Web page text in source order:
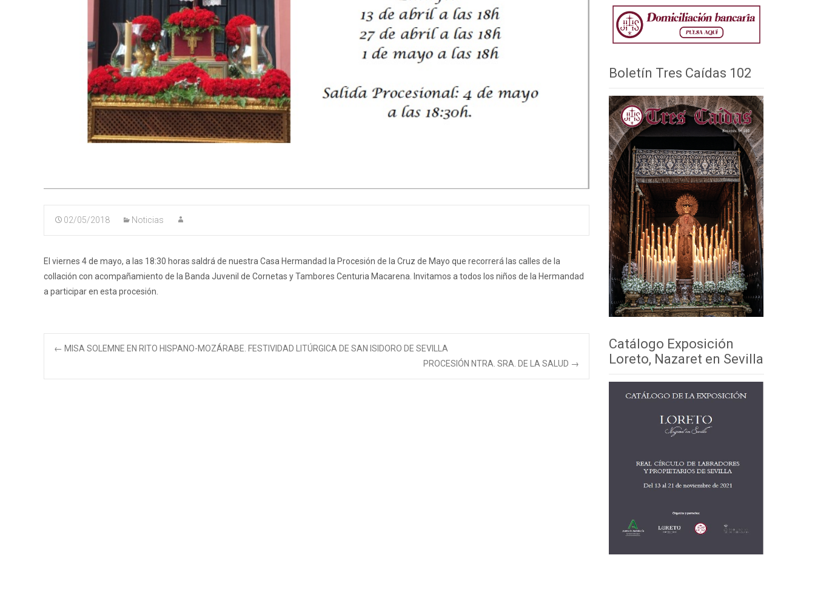
02/05/2018 Noticias
El viernes 4 de mayo, a las 18:30 horas saldrá de nuestra Casa Hermandad la Procesión de la Cruz de Mayo que recorrerá las calles de la
collación con acompañamiento de la Banda Juvenil de Cornetas y Tambores Centuria Macarena. Invitamos a todos los niños de la Hermandad
a participar en esta procesión.
Navegación
← MISA SOLEMNE EN RITO HISPANO-MOZÁRABE. FESTIVIDAD LITÚRGICA DE SAN ISIDORO DE SEVILLA
PROCESIÓN NTRA. SRA. DE LA SALUD →
Boletín Tres Caídas 102
Catálogo Exposición
Loreto, Nazaret en Sevilla